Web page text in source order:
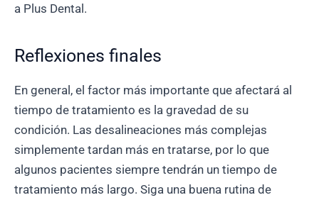
a Plus Dental.
Reflexiones finales
En general, el factor más importante que afectará al
tiempo de tratamiento es la gravedad de su
condición. Las desalineaciones más complejas
simplemente tardan más en tratarse, por lo que
algunos pacientes siempre tendrán un tiempo de
tratamiento más largo. Siga una buena rutina de